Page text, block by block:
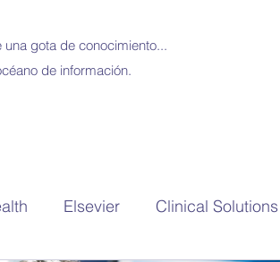
una gota de conocimiento...
de información.
Elsevier Clinical Solutions